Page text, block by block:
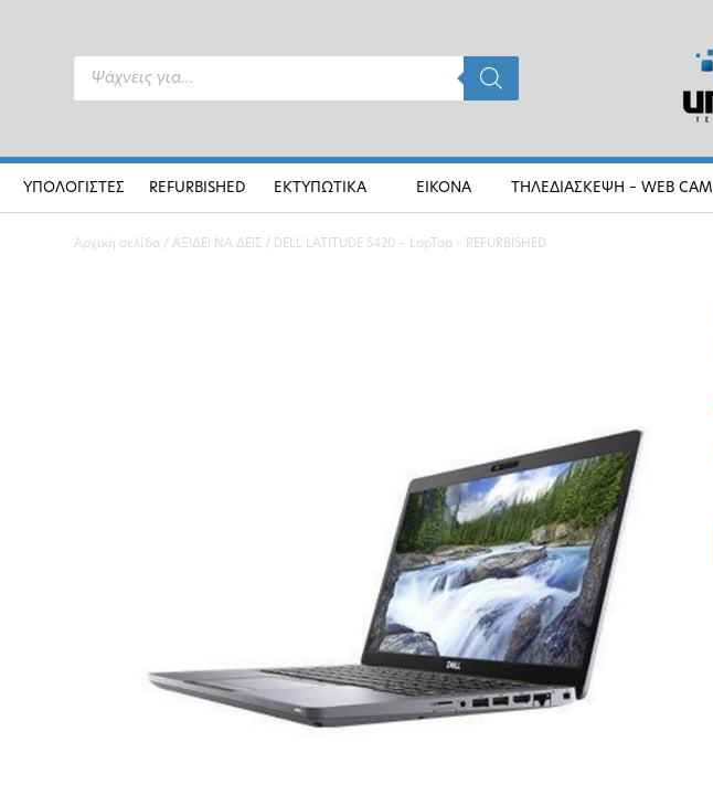
search
ΥΠΟΛΟΓΙΣΤΕΣ REFURBISHED ΕΚΤΥΠΩΤΙΚΑ ΕΙΚΟΝΑ ΤΗΛΕΔΙΑΣΚΕΨΗ – WEB CAM
Αρχική σελίδα /ΑΞΙΔΕΙ ΝΑ ΔΕΙΣ / DELL LATITUDE 5420 – LapTop – REFURBISHED